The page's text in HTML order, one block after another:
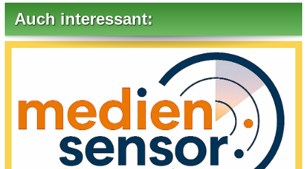
Auch interessant: